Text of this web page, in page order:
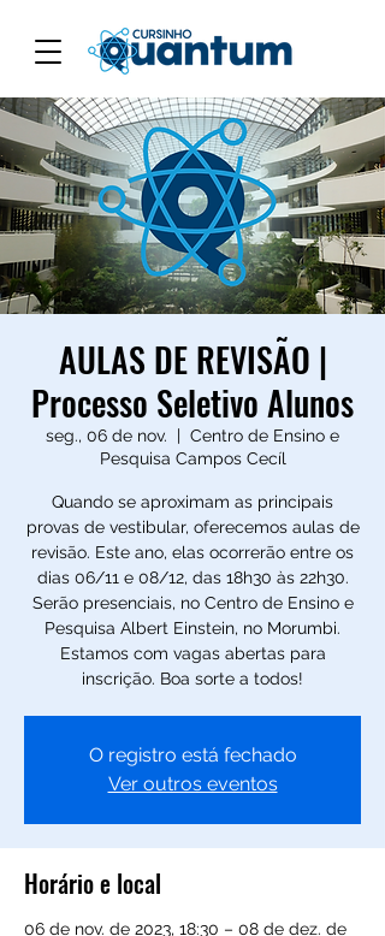
AULAS DE REVISÃO |
Processo Seletivo Alunos
seg., 06 de nov.
  |
Centro de Ensino e
Pesquisa Campos Cecíl
Quando se aproximam as principais
provas de vestibular, oferecemos aulas de
revisão. Este ano, elas ocorrerão entre os
dias 06/11 e 08/12, das 18h30 às 22h30.
Serão presenciais, no Centro de Ensino e
Pesquisa Albert Einstein, no Morumbi.
Estamos com vagas abertas para
inscrição. Boa sorte a todos!
O registro está fechado
Ver outros eventos
Horário e local
06 de nov. de 2023, 18:30 – 08 de dez. de